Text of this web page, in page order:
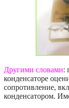
Другими словами:
конденсаторе
сопротивление,
конденсатором.